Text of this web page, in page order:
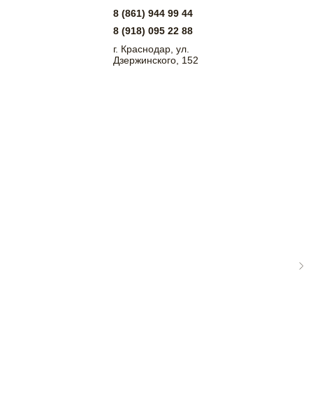
г. Краснодар, ул.
8 (861) 944 99 44